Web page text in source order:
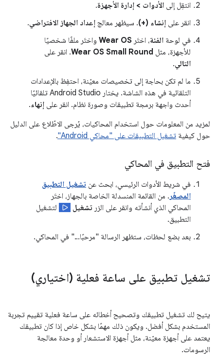
انتقِل إلى الأدوات > إدارة الأجهزة.
انقر على إنشاء (+). سيظهر معالج إعداد الجهاز الافتراضي.
في لوحة الفئة، اختَر Wear OS واختَر ملفًا شخصيًا
للأجهزة، مثل Wear OS Small Round. انقر على
التالي.
ما لم تكن بحاجة إلى تخصيصات معيّنة، احتفِظ بالإعدادات
التلقائية في هذه الشاشة. يختار Android Studio تلقائيًا
أحدث واجهة برمجة تطبيقات وصورة نظام. انقر على إنهاء.
لمزيد من المعلومات حول استخدام المحاكيات، يُرجى الاطّلاع على الدليل
حول كيفية تشغيل التطبيقات على "محاكي Android" .
فتح التطبيق في المحاكي
في شريط الأدوات الرئيسي، ابحث عن تشغيل التطبيق
المصغّر . من القائمة المنسدلة الخاصة بالجهاز، اختَر
المحاكي الذي أنشأته وانقر على الزر تشغيل
لتشغيل
التطبيق.
بعد بضع لحظات، ستظهر الرسالة "مرحبًا..." في المحاكي.
تشغيل تطبيق على ساعة فعلية (اختياري)
يتيح لك تشغيل تطبيقك وتصحيح أخطائه على ساعة فعلية تقييم تجربة
المستخدم بشكل أفضل. ويكون ذلك مهمًا بشكل خاص إذا كان تطبيقك
يعتمد على أجهزة معيّنة، مثل أجهزة الاستشعار أو وحدة معالجة
الرسومات.